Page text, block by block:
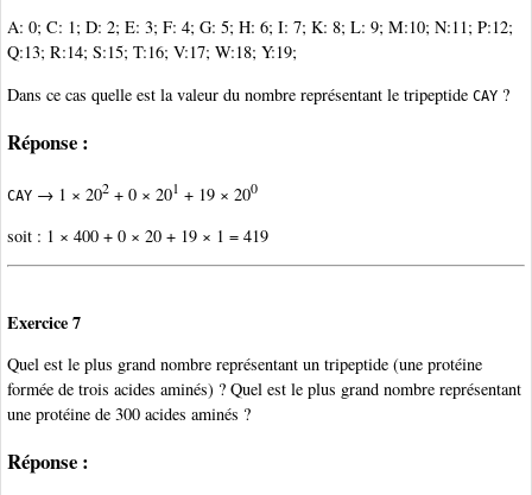
A: 0; C: 1; D: 2; E: 3; F: 4; G: 5; H: 6; I: 7; K: 8; L: 9; M:10; N:11; P:12;
Q:13; R:14; S:15; T:16; V:17; W:18; Y:19;
Dans ce cas quelle est la valeur du nombre représentant le tripeptide CAY ?
Réponse :
CAY → 1 × 202 + 0 × 201 + 19 × 200
soit : 1 × 400 + 0 × 20 + 19 × 1 = 419
Exercice 7
Quel est le plus grand nombre représentant un tripeptide (une protéine
formée de trois acides aminés) ? Quel est le plus grand nombre représentant
une protéine de 300 acides aminés ?
Réponse :